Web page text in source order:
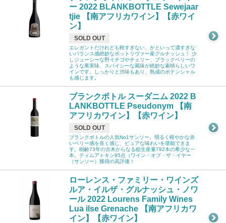
ー 2022 BLANKBOTTLE Sewejaar
tjie 【南アフリカワイン】【赤ワイ
ン】
SOLD OUT
エレガントだけれども軽すぎない、かといって濃すぎな
いバランス感絶妙なボットリヴァー産グルナッシュ！ 少
しジューシーな野イチゴやチェリー、ブラックベリーの
ような果実味、スパイシーな風味が絶妙な素晴らしいワ
インです。しっかりと渋味もあり、熟成のポテンシャル
も感じます。
ブランクボトル スーダニム 2022 B
LANKBOTTLE Pseudonym 【南
アフリカワイン】【赤ワイン】
SOLD OUT
ブランクボトルの人気No1サンソー。明るく軽やかな赤
いベリー感を良く感じ、ピュアな味わいを堪能できま
す。樹齢73年の古木からなる総生産量792本の希少な一
本。ティムアトキン95点（ワイン・オブ・ザ・イヤー
（サンソー）獲得の高評価！
ローレンス・ファミリー・ワインズ
ルア・イルザ・グルナッシュ・ノワ
ール 2022 Lourens Family Wines
Lua ilse Grenache 【南アフリカワ
イン】【赤ワイン】